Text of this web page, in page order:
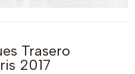
Trasero
2017